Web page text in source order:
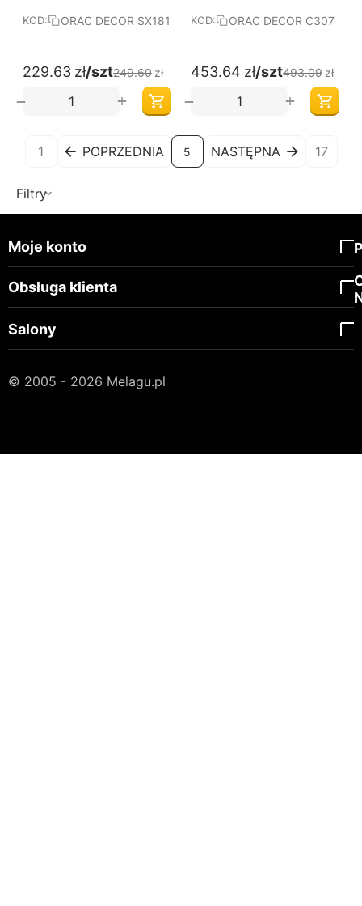
KOD: ORAC DECOR SX181
229.63 zł/szt249.60 zł
+
−
KOD: ORAC DECOR C307
453.64 zł/szt493.09 zł
+
−
1 POPRZEDNIA 5 NASTĘPNA 17
Filtry
Moje konto
Obsługa klienta
Salony
© 2005 - 2026 Melagu.pl